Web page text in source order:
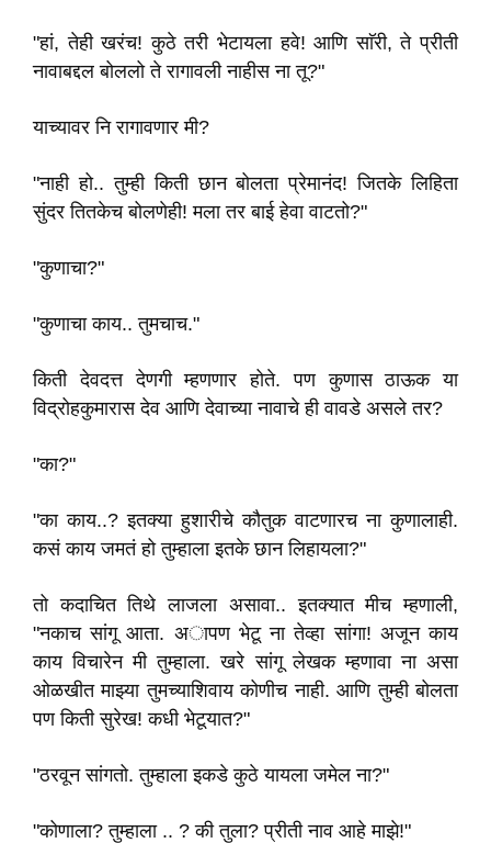
"हां, तेही खरंच! कुठे तरी भेटायला हवे! आणि साॅरी, ते प्रीती
नावाबद्दल बोललो ते रागावली नाहीस ना तू?"
याच्यावर नि रागावणार मी?
"नाही हो.. तुम्ही किती छान बोलता प्रेमानंद! जितके लिहिता
सुंदर तितकेच बोलणेही! मला तर बाई हेवा वाटतो?"
"कुणाचा?"
"कुणाचा काय.. तुमचाच."
किती देवदत्त देणगी म्हणणार होते. पण कुणास ठाऊक या
विद्रोहकुमारास देव आणि देवाच्या नावाचे ही वावडे असले तर?
"का?"
"का काय..? इतक्या हुशारीचे कौतुक वाटणारच ना कुणालाही.
कसं काय जमतं हो तुम्हाला इतके छान लिहायला?"
तो कदाचित तिथे लाजला असावा.. इतक्यात मीच म्हणाली,
"नकाच सांगू आता. अापण भेटू ना तेव्हा सांगा! अजून काय
काय विचारेन मी तुम्हाला. खरे सांगू लेखक म्हणावा ना असा
ओळखीत माझ्या तुमच्याशिवाय कोणीच नाही. आणि तुम्ही बोलता
पण किती सुरेख! कधी भेटूयात?"
"ठरवून सांगतो. तुम्हाला इकडे कुठे यायला जमेल ना?"
"कोणाला? तुम्हाला .. ? की तुला? प्रीती नाव आहे माझे!"